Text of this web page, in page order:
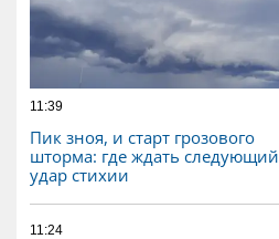
11:39
Пик зноя, и старт грозового
шторма: где ждать следующий
удар стихии
11:24